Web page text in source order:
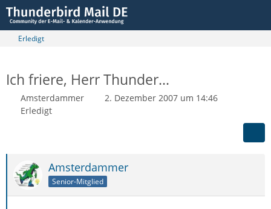
Erledigt
Ich friere, Herr Thunder...
Amsterdammer
2. Dezember 2007 um 14:46
Erledigt
Amsterdammer
Senior-Mitglied